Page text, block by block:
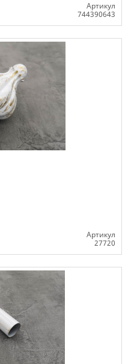
Артикул
744390643
Артикул
27720